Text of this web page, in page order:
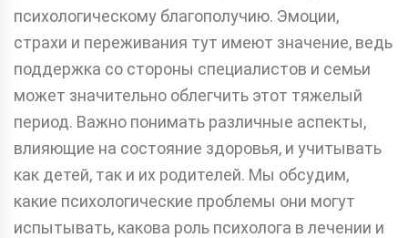
психологическому благополучию. Эмоции,
страхи и переживания тут имеют значение, ведь
поддержка со стороны специалистов и семьи
может значительно облегчить этот тяжелый
период. Важно понимать различные аспекты,
влияющие на состояние здоровья, и учитывать
как детей, так и их родителей. Мы обсудим,
какие психологические проблемы они могут
испытывать, какова роль психолога в лечении и